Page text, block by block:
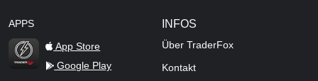
APPS
TraderFox Flash
App Store
Google Play
INFOS
Über TraderFox
Kontakt